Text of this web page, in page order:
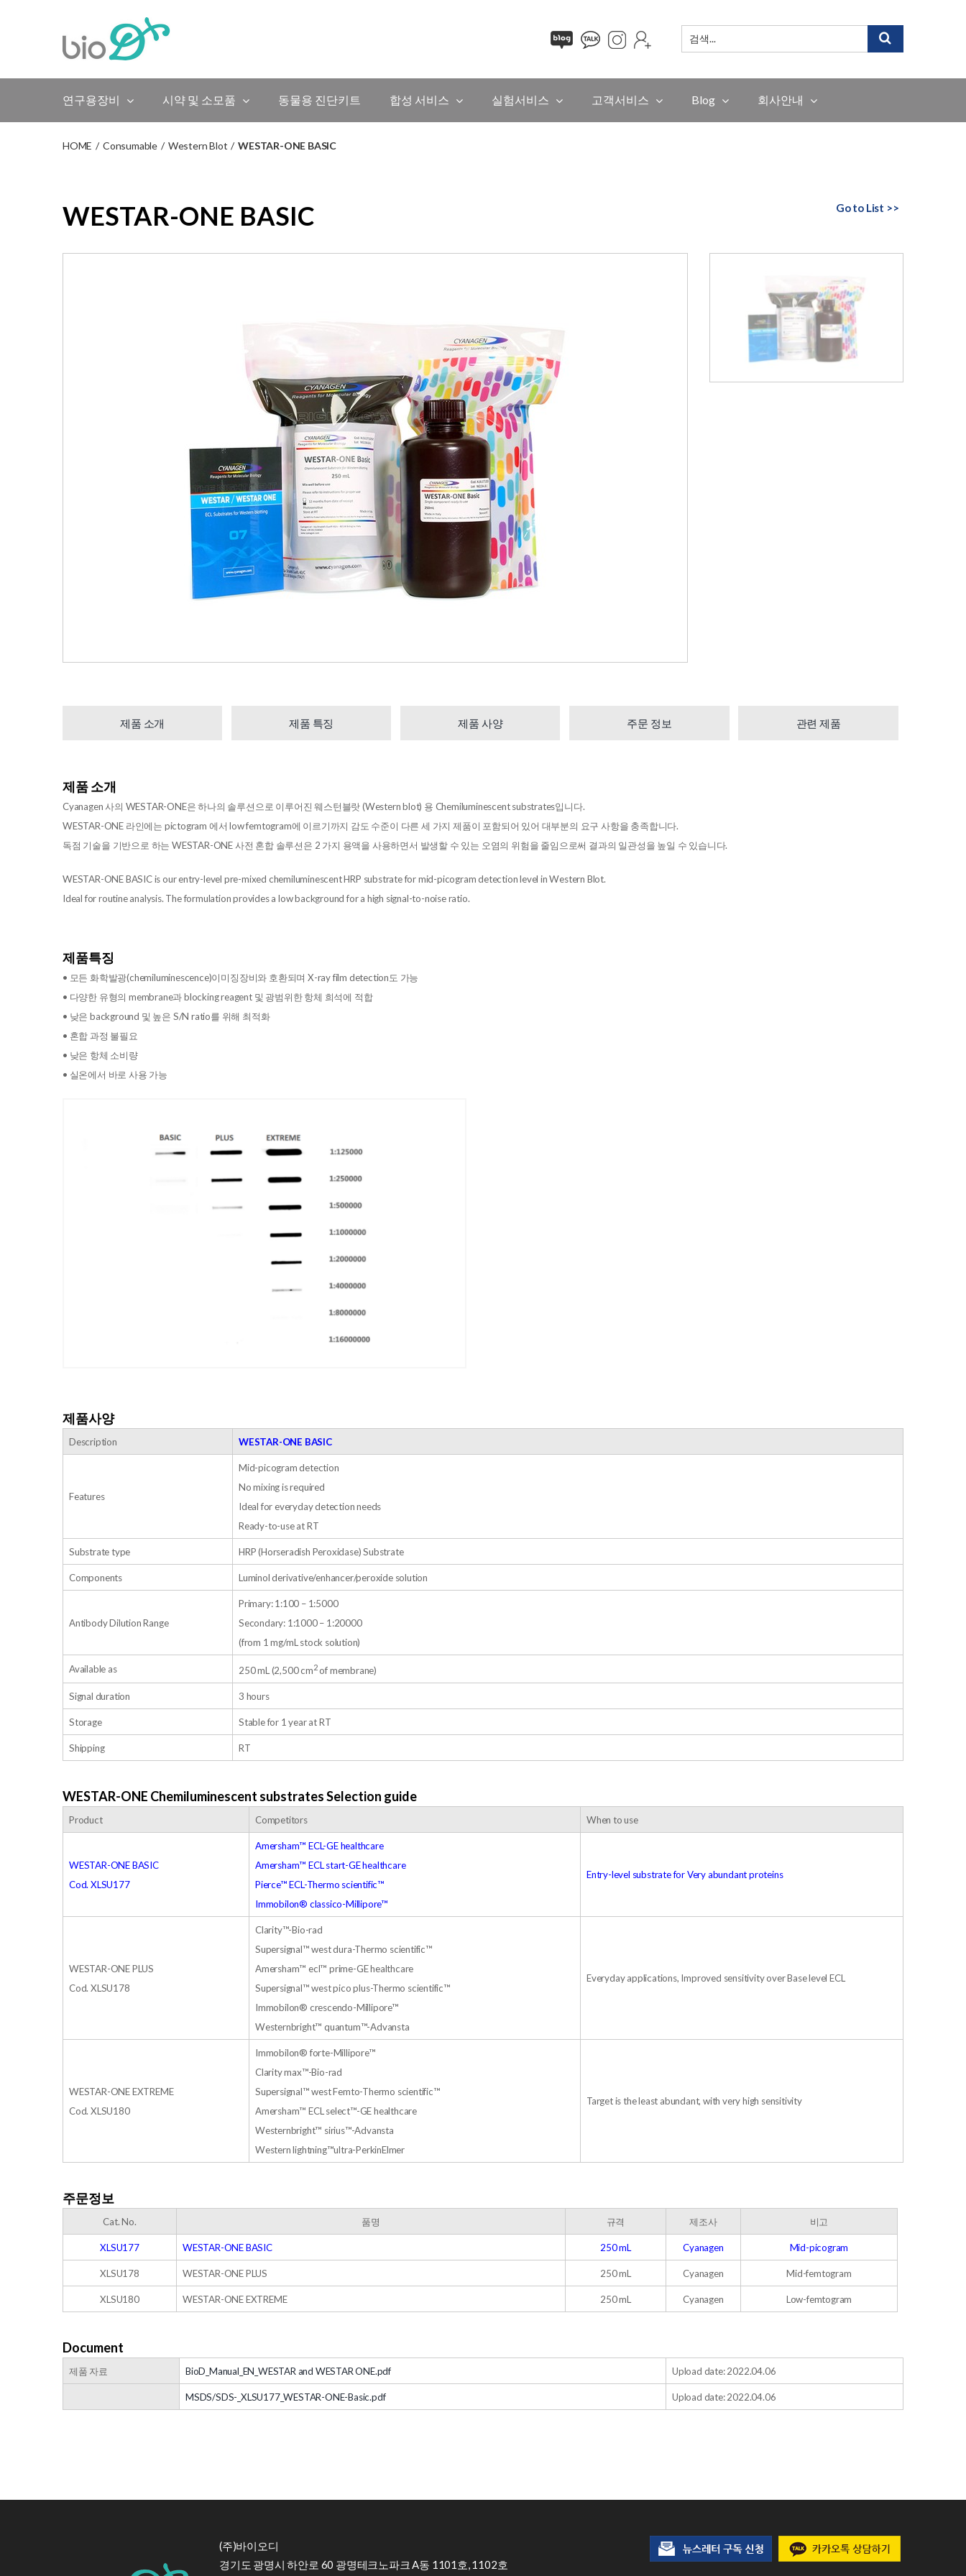
검
색
연구용장비 시약 및 소모품 동물용 진단키트 합성 서비스 실험서비스 고객서비스 Blog 회사안내
HOME / Consumable / Western Blot / WESTAR-ONE BASIC
WESTAR-ONE BASIC Go to List >>
제품 소개 제품 특징 제품 사양 주문 정보 관련 제품
제품 소개
Cyanagen 사의 WESTAR-ONE은 하나의 솔루션으로 이루어진 웨스턴블랏 (Western blot) 용 Chemiluminescent substrates입니다.
WESTAR-ONE 라인에는 pictogram 에서 low femtogram에 이르기까지 감도 수준이 다른 세 가지 제품이 포함되어 있어 대부분의 요구 사항을 충족합니다.
독점 기술을 기반으로 하는 WESTAR-ONE 사전 혼합 솔루션은 2 가지 용액을 사용하면서 발생할 수 있는 오염의 위험을 줄임으로써 결과의 일관성을 높일 수 있습니다.
WESTAR-ONE BASIC is our entry-level pre-mixed chemiluminescent HRP substrate for mid-picogram detection level in Western Blot.
Ideal for routine analysis. The formulation provides a low background for a high signal-to-noise ratio.
제품특징
• 모든 화학발광(chemiluminescence)이미징장비와 호환되며 X-ray film detection도 가능
• 다양한 유형의 membrane과 blocking reagent 및 광범위한 항체 희석에 적합
• 낮은 background 및 높은 S/N ratio를 위해 최적화
• 혼합 과정 불필요
• 낮은 항체 소비량
• 실온에서 바로 사용 가능
제품사양
Description WESTAR-ONE BASIC
Features
Mid-picogram detection
No mixing is required
Ideal for everyday detection needs
Ready-to-use at RT
Substrate type HRP (Horseradish Peroxidase) Substrate
Components Luminol derivative/enhancer/peroxide solution
Antibody Dilution Range
Primary: 1:100 – 1:5000
Secondary: 1:1000 – 1:20000
(from 1 mg/mL stock solution)
Available as 250 mL (2,500 cm2of membrane)
Signal duration 3 hours
Storage Stable for 1 year at RT
Shipping RT
WESTAR-ONE Chemiluminescent substrates Selection guide
Product Competitors When to use
WESTAR-ONE BASIC
Cod. XLSU177
Amersham™ ECL-GE healthcare
Amersham™ ECL start-GE healthcare
Pierce™ ECL-Thermo scientific™
Immobilon® classico-Millipore™
Entry-level substrate for Very abundant proteins
WESTAR-ONE PLUS
Cod. XLSU178
Clarity™-Bio-rad
Supersignal™ west dura-Thermo scientific™
Amersham™ ecl™ prime-GE healthcare
Supersignal™ west pico plus-Thermo scientific™
Immobilon® crescendo-Millipore™
Westernbright™ quantum™-Advansta
Everyday applications, Improved sensitivity over Base level ECL
WESTAR-ONE EXTREME
Cod. XLSU180
Immobilon® forte-Millipore™
Clarity max™-Bio-rad
Supersignal™ west Femto-Thermo scientific™
Amersham™ ECL select™-GE healthcare
Westernbright™ sirius™-Advansta
Western lightning™ultra-PerkinElmer
Target is the least abundant, with very high sensitivity
주문정보
Cat. No. 품명 규격 제조사 비고
XLSU177 WESTAR-ONE BASIC 250 mL Cyanagen Mid-picogram
XLSU178 WESTAR-ONE PLUS 250 mL Cyanagen Mid-femtogram
XLSU180 WESTAR-ONE EXTREME 250 mL Cyanagen Low-femtogram
Document
제품 자료 BioD_Manual_EN_WESTAR and WESTAR ONE.pdf Upload date: 2022.04.06
MSDS/SDS-_XLSU177_WESTAR-ONE-Basic.pdf Upload date: 2022.04.06
(주)바이오디
경기도 광명시 하안로 60 광명테크노파크 A동 1101호, 1102호